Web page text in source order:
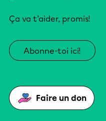
Ça va t’aider, promis!
Abonne-toi ici!
Faire un don